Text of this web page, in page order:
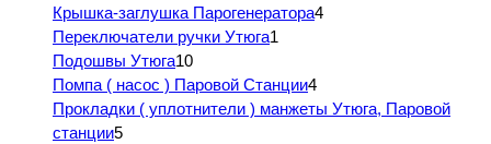
Крышка-заглушка Парогенератора4
Переключатели ручки Утюга1
Подошвы Утюга10
Помпа ( насос ) Паровой Станции4
Прокладки ( уплотнители ) манжеты Утюга, Паровой
станции5